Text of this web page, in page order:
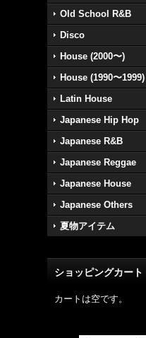
Old School R&B
Disco
House (2000〜)
House (1990〜1999)
Latin House
Japanese Hip Hop
Japanese R&B
Japanese Reggae
Japanese House
Japanese Others
夏物アイテム
ショッピングカート
カートは空です。